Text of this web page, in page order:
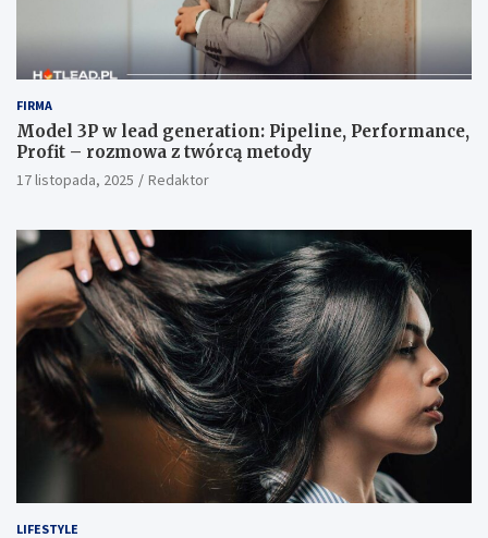
FIRMA
Model 3P w lead generation: Pipeline, Performance,
Profit – rozmowa z twórcą metody
17 listopada, 2025 Redaktor
LIFESTYLE